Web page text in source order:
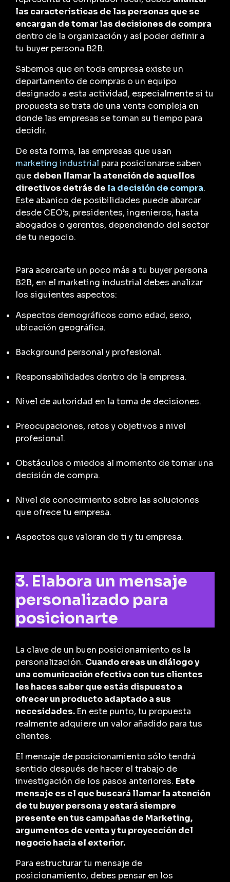
las características de las personas que se
encargan de tomar las decisiones de compra
dentro de la organización y así poder definir a
tu buyer persona B2B.
Sabemos que en toda empresa existe un
departamento de compras o un equipo
designado a esta actividad, especialmente si tu
propuesta se trata de una venta compleja en
donde las empresas se toman su tiempo para
decidir.
De esta forma, las empresas que usan
marketing industrial para posicionarse saben
que deben llamar la atención de aquellos
directivos detrás de la decisión de compra.
Este abanico de posibilidades puede abarcar
desde CEO’s, presidentes, ingenieros, hasta
abogados o gerentes, dependiendo del sector
de tu negocio.
Para acercarte un poco más a tu buyer persona
B2B, en el marketing industrial debes analizar
los siguientes aspectos:
Aspectos demográficos como edad, sexo,
ubicación geográfica.
Background personal y profesional.
Responsabilidades dentro de la empresa.
Nivel de autoridad en la toma de decisiones.
Preocupaciones, retos y objetivos a nivel
profesional.
Obstáculos o miedos al momento de tomar una
decisión de compra.
Nivel de conocimiento sobre las soluciones
que ofrece tu empresa.
Aspectos que valoran de ti y tu empresa.
3. Elabora un mensaje
personalizado para
posicionarte
La clave de un buen posicionamiento es la
personalización. Cuando creas un diálogo y
una comunicación efectiva con tus clientes
les haces saber que estás dispuesto a
ofrecer un producto adaptado a sus
necesidades. En este punto, tu propuesta
realmente adquiere un valor añadido para tus
clientes.
El mensaje de posicionamiento sólo tendrá
sentido después de hacer el trabajo de
investigación de los pasos anteriores. Este
mensaje es el que buscará llamar la atención
de tu buyerpersona y estará siempre
presente en tus campañas de Marketing,
argumentos de venta y tu proyección del
negocio hacia el exterior.
Para estructurar tu mensaje de
posicionamiento, debes pensar en los